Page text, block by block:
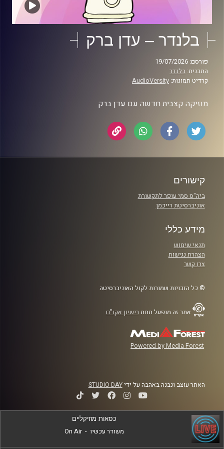
בלנדר – עדן ברק
פורסם: 19/07/2026
התכנית: בלנדר
קרדיט תמונות: AudioVersity
מוזיקה קצבית חדשה עם עדן ברק
קישורים
ביה"ס סמי עופר לתקשורת
אוניברסיטת רייכמן
מידע כללי
תנאי שימוש
הצהרת נגישות
צרו קשר
© כל הזכויות שמורות לקול האוניברסיטה
אתר זה מופעל תחת רישיון אקו"ם
Powered by Media Forest
האתר עוצב ונבנה באהבה על ידיSTUDIO DAY
כסאות מוזיקליים
משודר עכשיו -
On Air